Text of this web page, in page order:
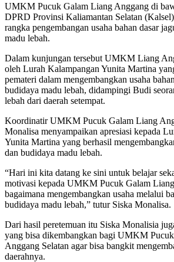
UMKM Pucuk Galam Liang Anggang di
DPRD Provinsi Kaliamantan Selatan
rangka pengembangan usaha bahan dasar
madu lebah.
Dalam kunjungan tersebut UMKM Liang
oleh Lurah Kalampangan Yunita Martina
pemateri dalam mengembangkan usaha
budidaya madu lebah, didampingi Budi
lebah dari daerah setempat.
Koordinatir UMKM Pucuk Galam Liang
Monalisa menyampaikan apresiasi kepada
Yunita Martina yang berhasil
dan budidaya madu lebah.
“Hari ini kita datang ke sini untuk belajar
motivasi kepada UMKM Pucuk Galam
bagaimana mengembangkan usaha melalui
budidaya madu lebah,” tutur Siska Monalisa.
Dari hasil peretemuan itu Siska Monalisia
yang bisa dikembangkan bagi UMKM
Anggang Selatan agar bisa bangkit
daerahnya.